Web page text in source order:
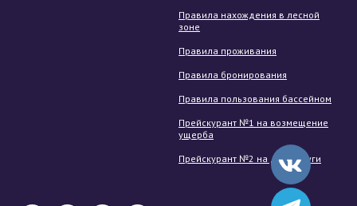
Правила нахождения в лесной
зоне
Правила проживания
Правила бронирования
Правила пользования бассейном
Прейскурант №1 на возмещение
ущерба
Прейскурант №2 на доп. услуги